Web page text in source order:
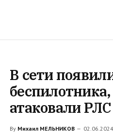
В сети
атаковали
By Михаил МЕЛЬНИКОВ 02.06.2024